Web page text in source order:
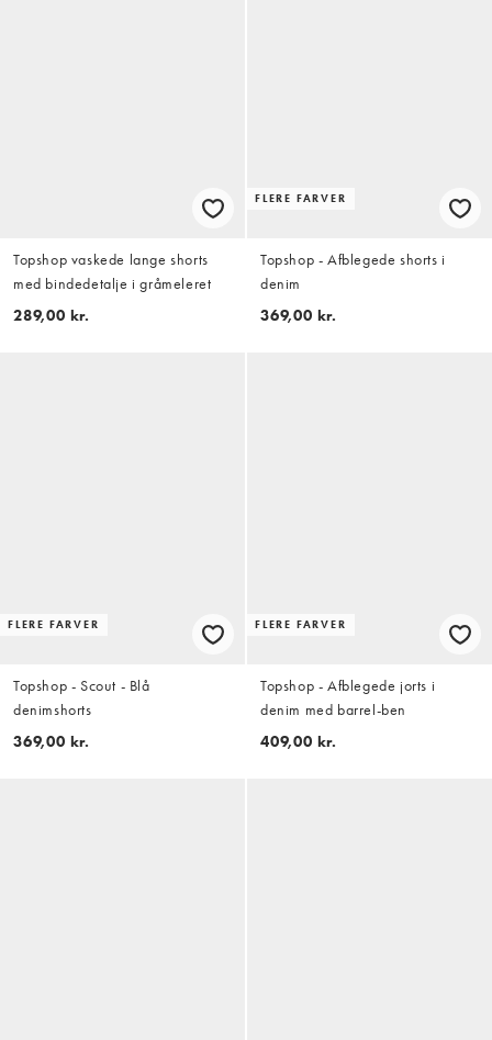
Topshop vaskede lange shorts
med bindedetalje i gråmeleret
289,00 kr.
FLERE FARVER
Topshop - Afblegede shorts i
denim
369,00 kr.
FLERE FARVER
Topshop - Scout - Blå
denimshorts
369,00 kr.
FLERE FARVER
Topshop - Afblegede jorts i
denim med barrel-ben
409,00 kr.